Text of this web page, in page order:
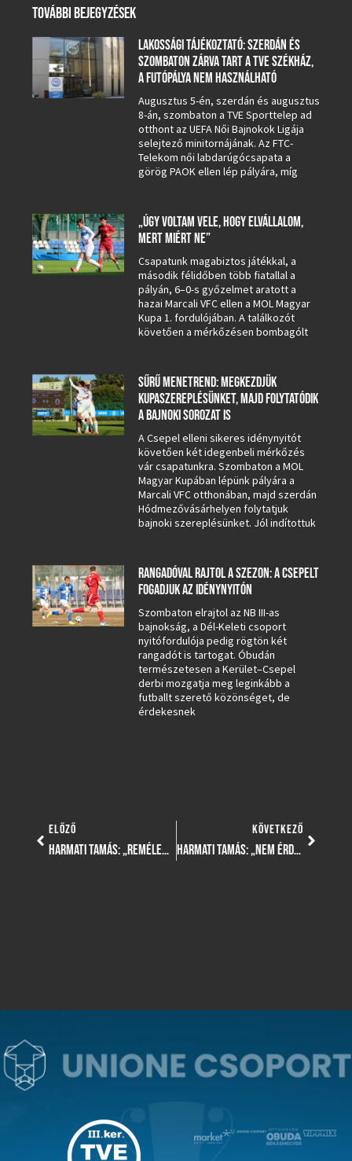
TOVÁBBI BEJEGYZÉSEK
LAKOSSÁGI TÁJÉKOZTATÓ: SZERDÁN ÉS
SZOMBATON ZÁRVA TART A TVE SZÉKHÁZ,
A FUTÓPÁLYA NEM HASZNÁLHATÓ
Augusztus 5-én, szerdán és augusztus
8-án, szombaton a TVE Sporttelep ad
otthont az UEFA Női Bajnokok Ligája
selejtező minitornájának. Az FTC-
Telekom női labdarúgócsapata a
görög PAOK ellen lép pályára, míg
„ÚGY VOLTAM VELE, HOGY ELVÁLLALOM,
MERT MIÉRT NE”
Csapatunk magabiztos játékkal, a
második félidőben több fiatallal a
pályán, 6–0-s győzelmet aratott a
hazai Marcali VFC ellen a MOL Magyar
Kupa 1. fordulójában. A találkozót
követően a mérkőzésen bombagólt
SŰRŰ MENETREND: MEGKEZDJÜK
KUPASZEREPLÉSÜNKET, MAJD FOLYTATÓDIK
A BAJNOKI SOROZAT IS
A Csepel elleni sikeres idénynyitót
követően két idegenbeli mérkőzés
vár csapatunkra. Szombaton a MOL
Magyar Kupában lépünk pályára a
Marcali VFC otthonában, majd szerdán
Hódmezővásárhelyen folytatjuk
bajnoki szereplésünket. Jól indítottuk
RANGADÓVAL RAJTOL A SZEZON: A CSEPELT
FOGADJUK AZ IDÉNYNYITÓN
Szombaton elrajtol az NB III-as
bajnokság, a Dél-Keleti csoport
nyitófordulója pedig rögtön két
rangadót is tartogat. Óbudán
természetesen a Kerület–Csepel
derbi mozgatja meg leginkább a
futballt szerető közönséget, de
érdekesnek
ELŐZŐ
HARMATI TAMÁS: „REMÉLEM, ÚJRA NAGYON MOTIVÁLT CSAPATOT LÁTHATNAK A NÉZŐK”
KÖVETKEZŐ
HARMATI TAMÁS: „NEM ÉRDEMELTÜNK VERESÉGET”